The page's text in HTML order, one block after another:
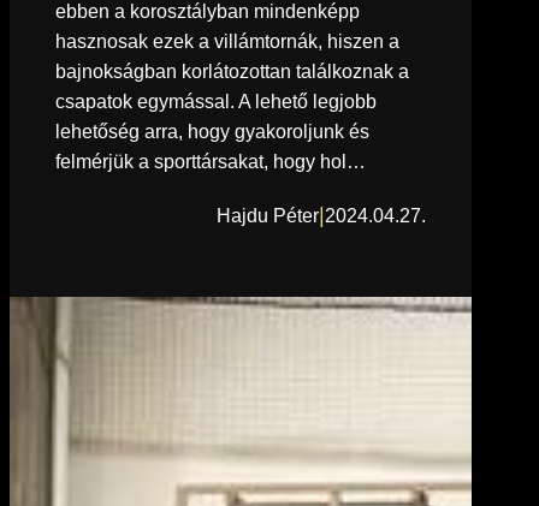
ebben a korosztályban mindenképp
hasznosak ezek a villámtornák, hiszen a
bajnokságban korlátozottan találkoznak a
csapatok egymással. A lehető legjobb
lehetőség arra, hogy gyakoroljunk és
felmérjük a sporttársakat, hogy hol…
Hajdu Péter 2024.04.27.